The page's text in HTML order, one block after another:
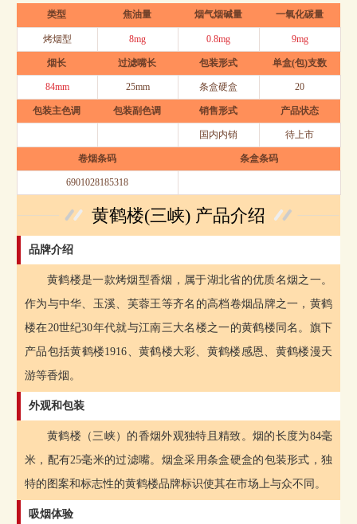
类型 焦油量 烟气烟碱量 一氧化碳量
烤烟型 8mg 0.8mg 9mg
烟长 过滤嘴长 包装形式 单盒(包)支数
84mm 25mm 条盒硬盒 20
包装主色调 包装副色调 销售形式 产品状态
国内内销 待上市
卷烟条码 条盒条码
6901028185318
黄鹤楼(三峡) 产品介绍
品牌介绍
黄鹤楼是一款烤烟型香烟，属于湖北省的优质名烟之一。
作为与中华、玉溪、芙蓉王等齐名的高档卷烟品牌之一，黄鹤
楼在20世纪30年代就与江南三大名楼之一的黄鹤楼同名。旗下
产品包括黄鹤楼1916、黄鹤楼大彩、黄鹤楼感恩、黄鹤楼漫天
游等香烟。
外观和包装
黄鹤楼（三峡）的香烟外观独特且精致。烟的长度为84毫
米，配有25毫米的过滤嘴。烟盒采用条盒硬盒的包装形式，独
特的图案和标志性的黄鹤楼品牌标识使其在市场上与众不同。
吸烟体验